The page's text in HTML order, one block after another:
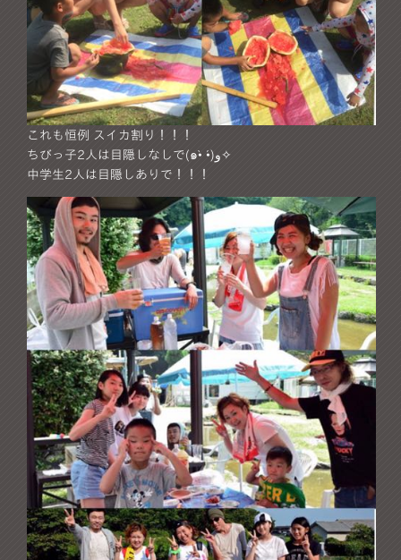
これも恒例 スイカ割り！！！
ちびっ子2人は目隠しなしで(๑•̀ •́)و✧
中学生2人は目隠しありで！！！